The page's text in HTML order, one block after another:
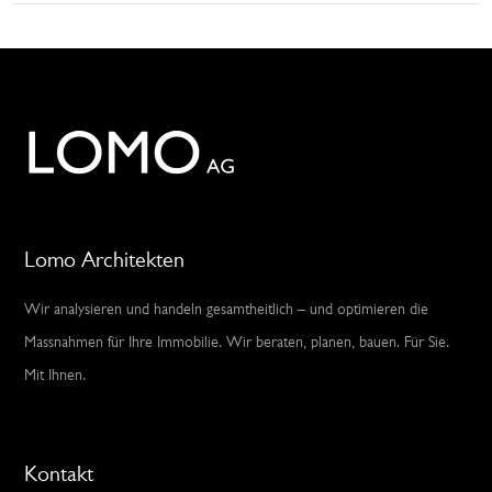
Lomo Architekten
Wir analysieren und handeln gesamtheitlich – und optimieren die
Massnahmen für Ihre Immobilie. Wir beraten, planen, bauen. Für Sie.
Mit Ihnen.
Kontakt